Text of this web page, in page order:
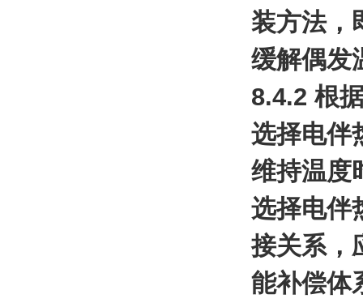
装方法，
缓解偶发
8.4.2 根
选择电伴
维持温度
选择电伴
接关系，
能补偿体